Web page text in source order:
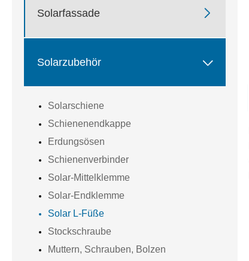
Solarfassade 
Solarzubehör 
Solarschiene
Schienenendkappe
Erdungsösen
Schienenverbinder
Solar-Mittelklemme
Solar-Endklemme
Solar L-Füße
Stockschraube
Muttern, Schrauben, Bolzen